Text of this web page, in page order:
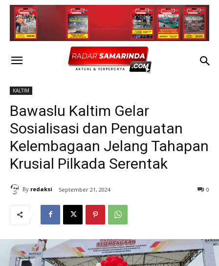
KALTIM
Bawaslu Kaltim Gelar
Sosialisasi dan Penguatan
Kelembagaan Jelang Tahapan
Krusial Pilkada Serentak
By redaksi September 21, 2024 0